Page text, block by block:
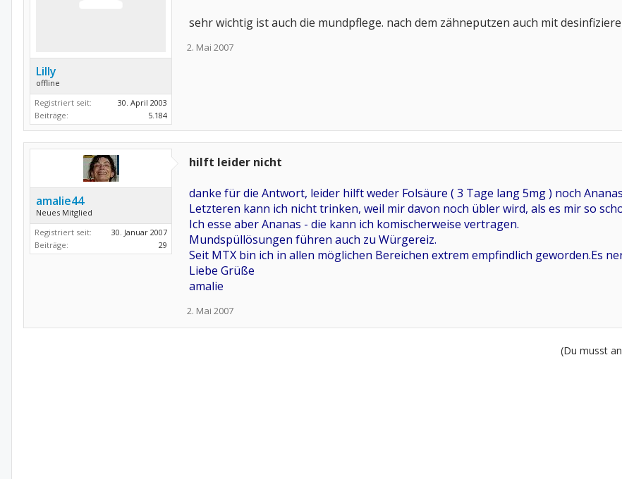
Lilly
offline
Registriert seit:
30. April 2003
Beiträge:
5.184
sehr wichtig ist auch die mundpflege. nach dem zähneputzen auch mit
2. Mai 2007
amalie44
Neues Mitglied
Registriert seit:
30. Januar 2007
Beiträge:
29
hilft leider nicht
danke für die Antwort, leider hilft weder Folsäure ( 3 Tage lang 5mg ) noch
Letzteren kann ich nicht trinken, weil mir davon noch übler wird, als es mir so
Ich esse aber Ananas - die kann ich komischerweise vertragen.
Mundspüllösungen führen auch zu Würgereiz.
Seit MTX bin ich in allen möglichen Bereichen extrem empfindlich geworden.Es
Liebe Grüße
amalie
2. Mai 2007
(Du musst